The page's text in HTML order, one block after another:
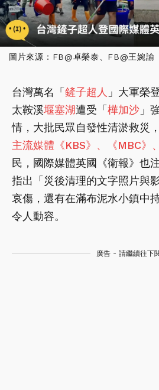
圖片來源：FB@卓榮泰、FB@王婉諭
台灣萬名「鏟子超人 」大軍榮
太鞍溪堰塞湖遭受「樺加沙 」
情，大批民眾自發性清淤救災
主流媒體《KBS》、《MBC》
民，國際媒體英國《衛報》也
指出「災後清理的文字照片與
哀傷，還有在滿布泥水小鎮中
令人動容。
廣告 - 請繼續往下